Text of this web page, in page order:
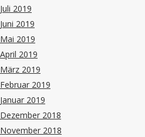
Juli 2019
Juni 2019
Mai 2019
April 2019
März 2019
Februar 2019
Januar 2019
Dezember 2018
November 2018